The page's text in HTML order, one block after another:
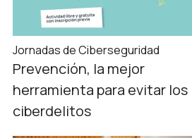
Jornadas de Ciberseguridad
Prevención, la mejor
herramienta para evitar los
ciberdelitos